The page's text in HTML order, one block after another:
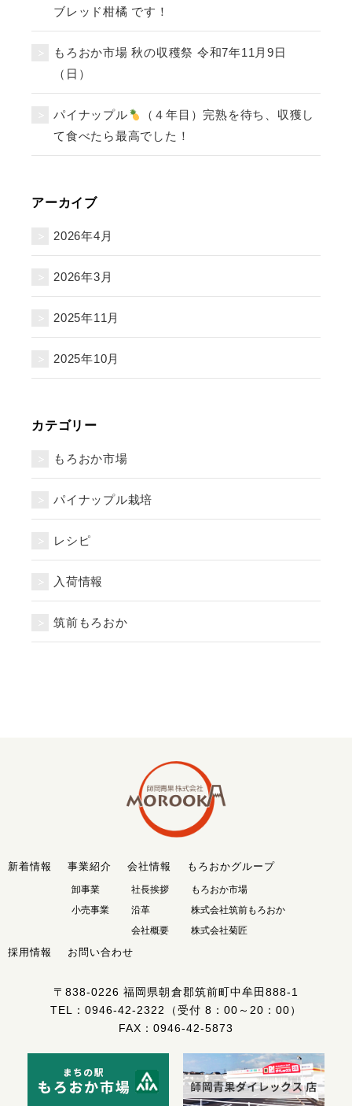
ブレッド柑橘 です！
もろおか市場 秋の収穫祭 令和7年11月9日
（日）
パイナップル
（４年目）完熟を待ち、収獲し
て食べたら最高でした！
アーカイブ
2026年4月
2026年3月
2025年11月
2025年10月
カテゴリー
もろおか市場
パイナップル栽培
レシピ
入荷情報
筑前もろおか
新着情報 事業紹介
卸事業
小売事業
会社情報
社長挨拶
沿革
会社概要
もろおかグループ
もろおか市場
株式会社筑前もろおか
株式会社菊匠
採用情報 お問い合わせ
〒838-0226福岡県朝倉郡筑前町中牟田888-1
TEL： 0946-42-2322
（受付 8：00～20：00）
FAX：0946-42-5873